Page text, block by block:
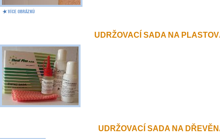
UDRŽOVACÍ SADA NA
UDRŽOVACÍ SADA NA